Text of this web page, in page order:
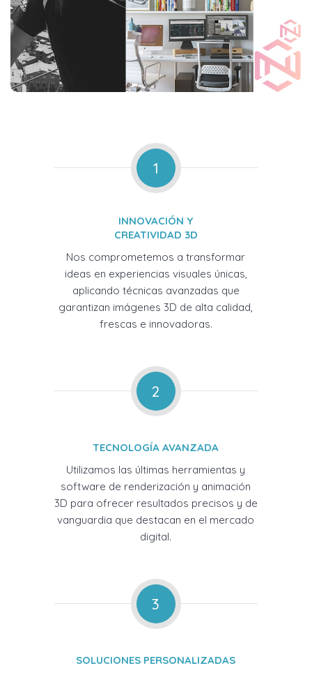
1
INNOVACIÓN Y
CREATIVIDAD 3D
Nos comprometemos a transformar
ideas en experiencias visuales únicas,
aplicando técnicas avanzadas que
garantizan imágenes 3D de alta calidad,
frescas e innovadoras.
2
TECNOLOGÍA AVANZADA
Utilizamos las últimas herramientas y
software de renderización y animación
3D para ofrecer resultados precisos y de
vanguardia que destacan en el mercado
digital.
3
SOLUCIONES PERSONALIZADAS